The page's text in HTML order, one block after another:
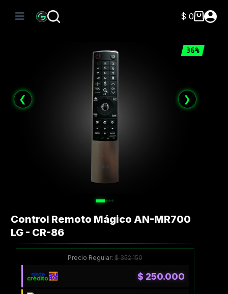
Carro
$ 0
36%
❮ ❯
Control Remoto Mágico AN-MR700
LG - CR-86
Precio Regular:$352.150
$ 250.000